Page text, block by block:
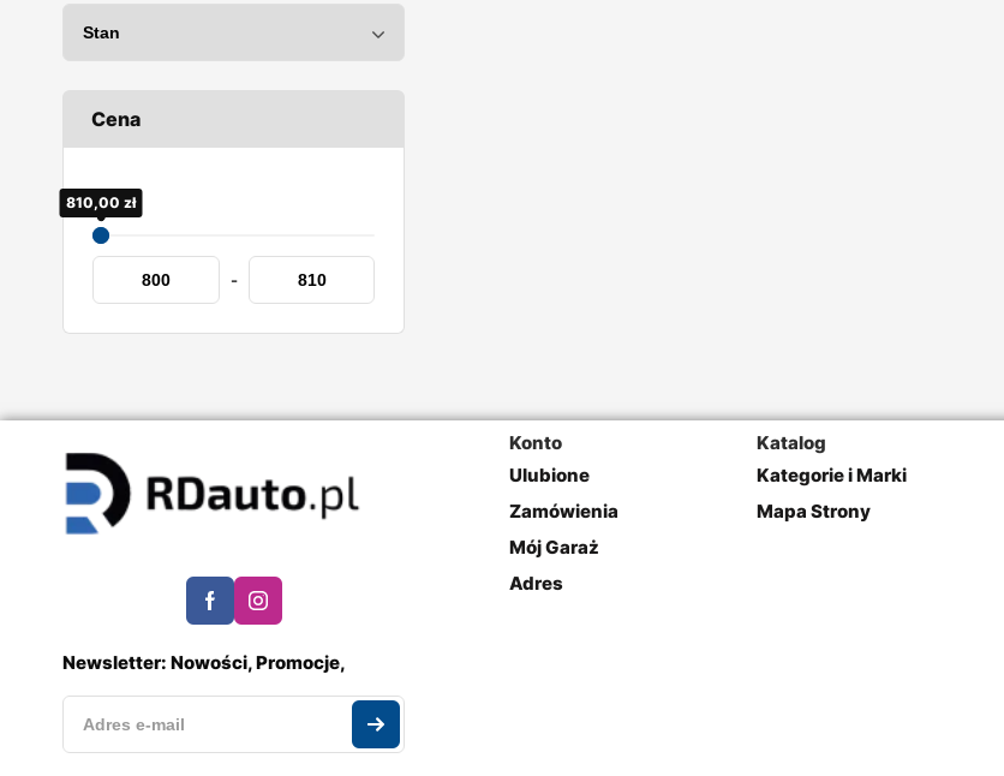
Cena
800,00zł
810,00 zł
-
Newsletter: Nowości, Promocje,
Konto
Ulubione
Zamówienia
Mój Garaż
Adres
Katalog
Kategorie i Marki
Mapa Strony